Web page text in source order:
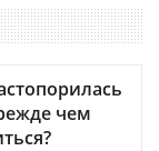
чем